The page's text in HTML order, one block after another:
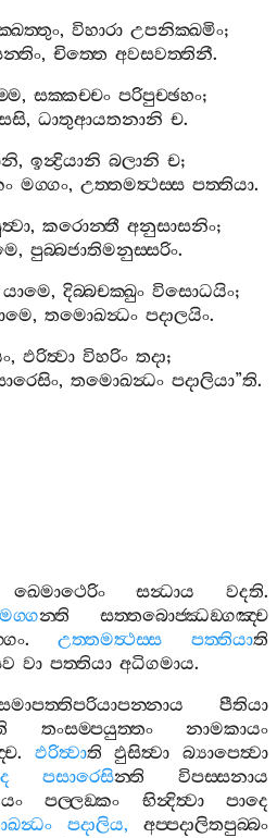
,විහාරා උපනික‍්ඛමිං;
,චිත‍්තෙ අවසවත‍්තිනී.
,සක‍්කච‍්චං පරිපුච‍්ඡහං;
,ධාතුආයතනානි ච.
,ඉන්‍ද්‍රියානි බලානි ච;
මග‍්ගං,උත‍්තමත්‍ථස‍්ස පත‍්තියා.
,කරොන‍්තී අනුසාසනිං;
,පුබ‍්බජාතිමනුස‍්සරිං.
යාමෙ,දිබ‍්බචක‍්ඛුං විසොධයිං;
,තමොඛන්‍ධං පදාලයිං.
,ඵරිත්‍වා විහරිං තදා;
,තමොඛන්‍ධං පදාලියා”ති.
ඛෙමාථෙරිං සන්‍ධාය වදති.
මග‍්ගන‍්ති
සත‍්තබොජ‍්ඣඞ‍්ගඤ‍්ච
.උත‍්තමත්‍ථස‍්ස පත‍්තියාති
වා පත‍්තියා අධිගමාය.
පීතියා
තංසම‍්පයුත‍්තං
නාමකායං
. ඵරිත්‍වාති ඵුසිත්‍වා
බ්‍යාපෙත්‍වා
පසාරෙසින‍්ති
විපස‍්සනාය
පල‍්ලඞ‍්කං භින්‍දිත්‍වා
පාදෙ
පදාලිය,
අප‍්පදාලිතපුබ‍්බං